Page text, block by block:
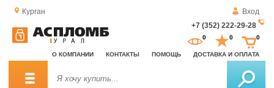
Курган
Вход
+7 (352) 222-29-28
О КОМПАНИИ КОНТАКТЫ ПОМОЩЬ ДОСТАВКА И ОПЛАТА
0 0 0